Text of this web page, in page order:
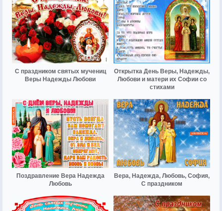
С праздником святых мучениц
Веры Надежды Любови
Открытка День Веры, Надежды,
Любови и матери их Софии со
стихами
Поздравление Вера Надежда
Любовь
Вера, Надежда, Любовь, София,
С праздником